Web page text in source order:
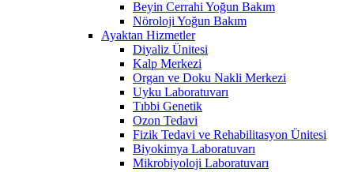
Beyin Cerrahi Yoğun Bakım
Nöroloji Yoğun Bakım
Ayaktan Hizmetler
Diyaliz Ünitesi
Kalp Merkezi
Organ ve Doku Nakli Merkezi
Uyku Laboratuvarı
Tıbbi Genetik
Ozon Tedavi
Fizik Tedavi ve Rehabilitasyon Ünitesi
Biyokimya Laboratuvarı
Mikrobiyoloji Laboratuvarı